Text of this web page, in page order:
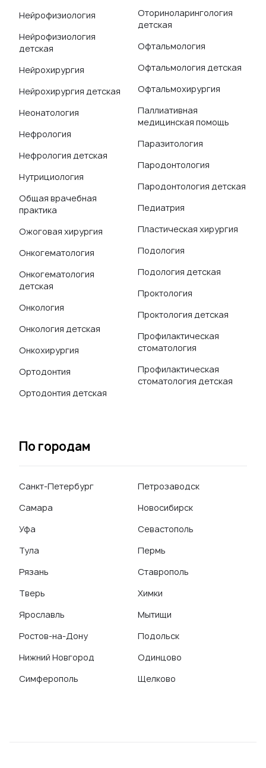
Нейрофизиология
Нейрофизиология
детская
Нейрохирургия
Нейрохирургия детская
Неонатология
Нефрология
Нефрология детская
Нутрициология
Общая врачебная
практика
Ожоговая хирургия
Онкогематология
Онкогематология
детская
Онкология
Онкология детская
Онкохирургия
Ортодонтия
Ортодонтия детская
Оториноларингология
детская
Офтальмология
Офтальмология детская
Офтальмохирургия
Паллиативная
медицинская помощь
Паразитология
Пародонтология
Пародонтология детская
Педиатрия
Пластическая хирургия
Подология
Подология детская
Проктология
Проктология детская
Профилактическая
стоматология
Профилактическая
стоматология детская
По городам
Санкт-Петербург
Самара
Уфа
Тула
Рязань
Тверь
Ярославль
Ростов-на-Дону
Нижний Новгород
Симферополь
Петрозаводск
Новосибирск
Севастополь
Пермь
Ставрополь
Химки
Мытищи
Подольск
Одинцово
Щелково